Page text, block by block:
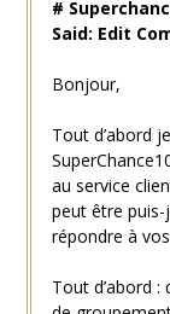
#
Said: Edit
Bonjour,
Tout d’abord
au service
peut être puis-
répondre à
Tout d’abord